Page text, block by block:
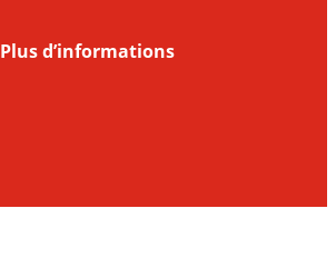
Plus d’informations